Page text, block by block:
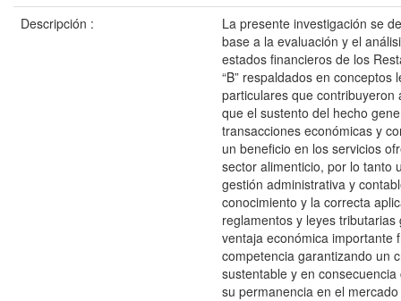
Descripción :
La presente investigación se
base a la evaluación y el
estados financieros de los
“B” respaldados en conceptos
particulares que contribuyeron
que el sustento del hecho
transacciones económicas y
un beneficio en los servicios
sector alimenticio, por lo tanto
gestión administrativa y
conocimiento y la correcta
reglamentos y leyes tributarias
ventaja económica importante
competencia garantizando un
sustentable y en
su permanencia en el